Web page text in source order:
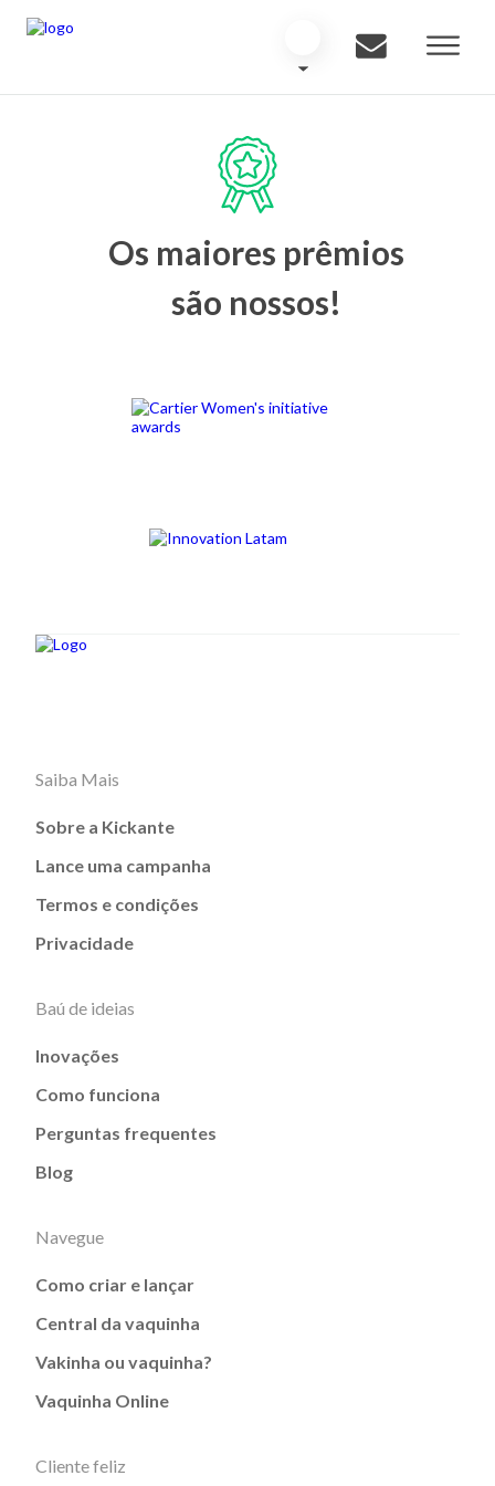
Os maiores prêmios
são nossos!
Saiba Mais
Sobre a Kickante
Lance uma campanha
Termos e condições
Privacidade
Baú de ideias
Inovações
Como funciona
Perguntas frequentes
Blog
Navegue
Como criar e lançar
Central da vaquinha
Vakinha ou vaquinha?
Vaquinha Online
Cliente feliz